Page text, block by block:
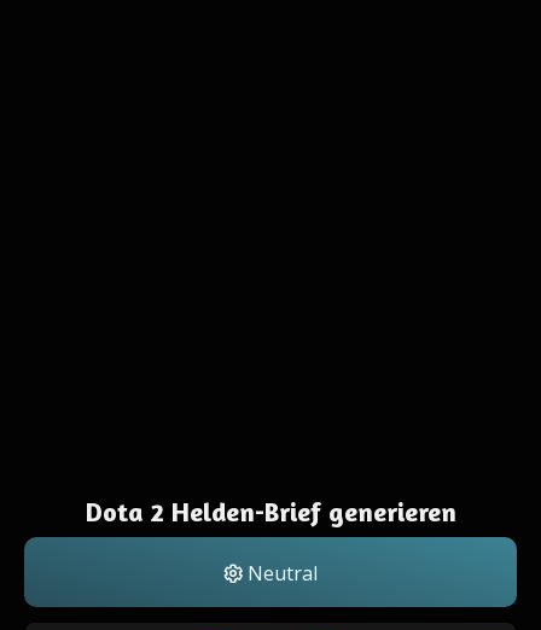
Dota 2 Helden-Brief generieren
Neutral